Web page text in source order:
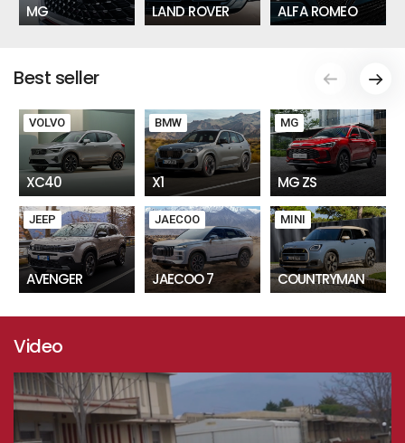
MG LAND ROVER ALFA ROMEO
Best seller
VOLVO
XC40
BMW
X1
MG
MG ZS
JEEP
AVENGER
JAECOO
JAECOO 7
MINI
COUNTRYMAN
Video